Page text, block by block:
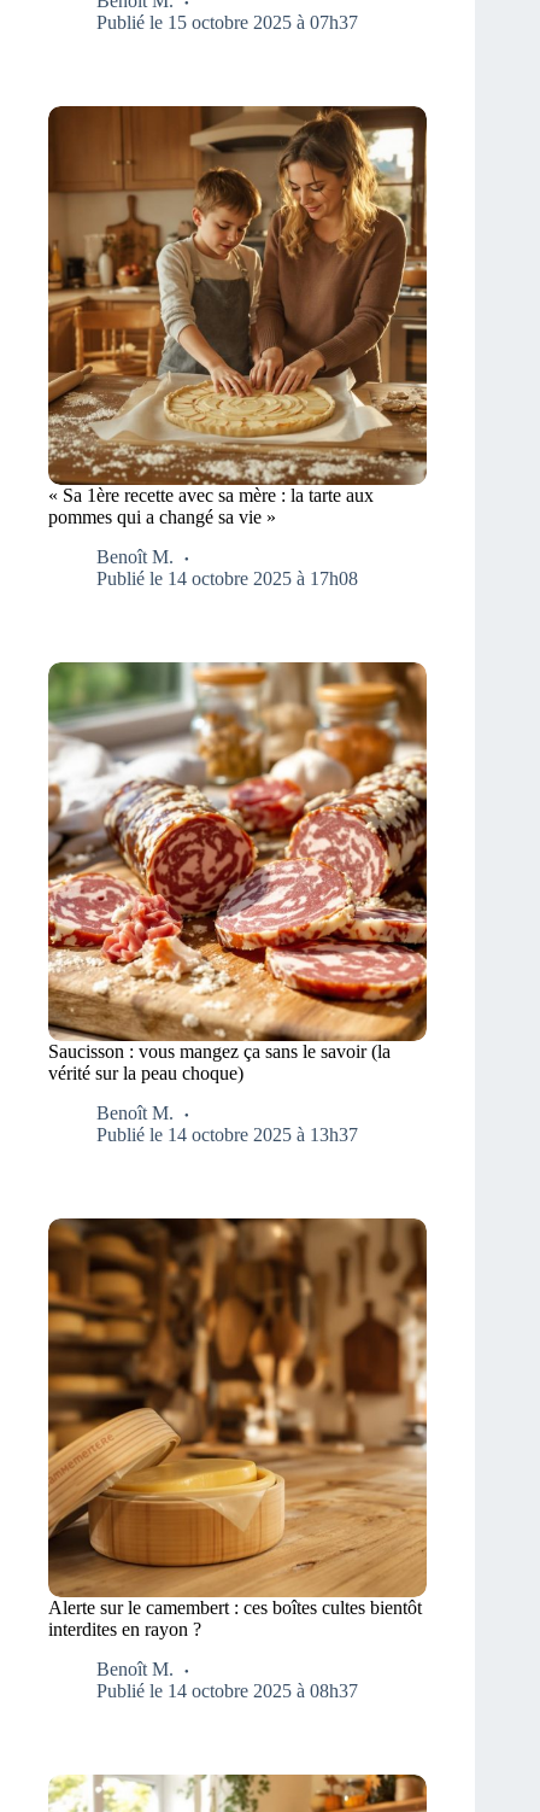
Publié le 15 octobre 2025 à 07h37
« Sa 1ère recette avec sa mère : la tarte aux
pommes qui a changé sa vie »
Benoît M.
Publié le 14 octobre 2025 à 17h08
Saucisson : vous mangez ça sans le savoir (la
vérité sur la peau choque)
Benoît M.
Publié le 14 octobre 2025 à 13h37
Alerte sur le camembert : ces boîtes cultes bientôt
interdites en rayon ?
Benoît M.
Publié le 14 octobre 2025 à 08h37